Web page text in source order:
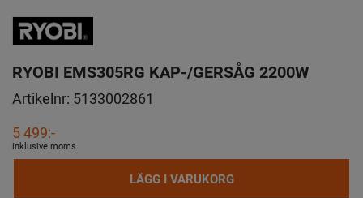
RYOBI EMS305RG KAP-/GERSÅG 2200W
Artikelnr: 5133002861
5 499:-
inklusive moms
LÄGG I VARUKORG